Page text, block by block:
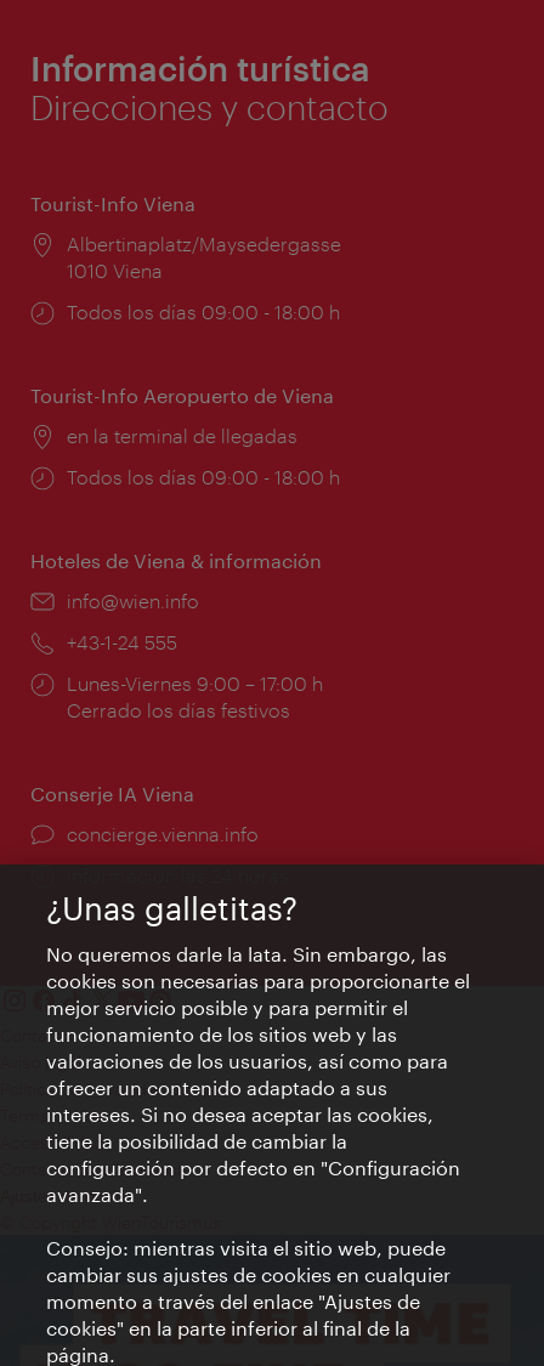
Información turística
Direcciones y contacto
Tourist-Info Viena
Lugar:
Albertinaplatz/Maysedergasse
1010 Viena
Horarios
Todos los días 09:00 - 18:00 h
Tourist-Info Aeropuerto de Viena
Lugar:
en la terminal de llegadas
Horarios
Todos los días 09:00 - 18:00 h
Hoteles de Viena & información
e-
info@wien.info
Teléfono:
+43-1-24 555
Horarios
de
Lunes-Viernes 9:00 – 17:00 h
Cerrado los días festivos
Conserje IA Viena
concierge.vienna.info
Contacto
Aviso legal
Política de privacidad de datos
Terms of Use
Accesibilidad
Contacto para la prensa
Ajustes de cookie
¿Unas galletitas?
No queremos darle la lata. Sin embargo, las
cookies son necesarias para proporcionarte el
mejor servicio posible y para permitir el
funcionamiento de los sitios web y las
valoraciones de los usuarios, así como para
ofrecer un contenido adaptado a sus
intereses. Si no desea aceptar las cookies,
tiene la posibilidad de cambiar la
configuración por defecto en "Configuración
avanzada".
Consejo: mientras visita el sitio web, puede
cambiar sus ajustes de cookies en cualquier
momento a través del enlace "Ajustes de
cookies" en la parte inferior al final de la
página.